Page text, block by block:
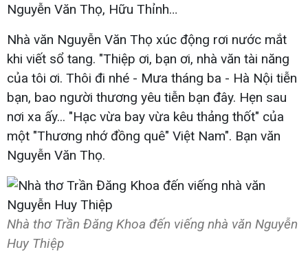
Nguyễn Văn Thọ, Hữu Thỉnh…
Nhà văn Nguyễn Văn Thọ xúc động rơi nước mắt
khi viết sổ tang. "Thiệp ơi, bạn ơi, nhà văn tài năng
của tôi ơi. Thôi đi nhé - Mưa tháng ba - Hà Nội tiễn
bạn, bao người thương yêu tiễn bạn đây. Hẹn sau
nơi xa ấy... "Hạc vừa bay vừa kêu thảng thốt" của
một "Thương nhớ đồng quê" Việt Nam". Bạn văn
Nguyễn Văn Thọ.
Nhà thơ Trần Đăng Khoa đến viếng nhà văn Nguyễn
Huy Thiệp